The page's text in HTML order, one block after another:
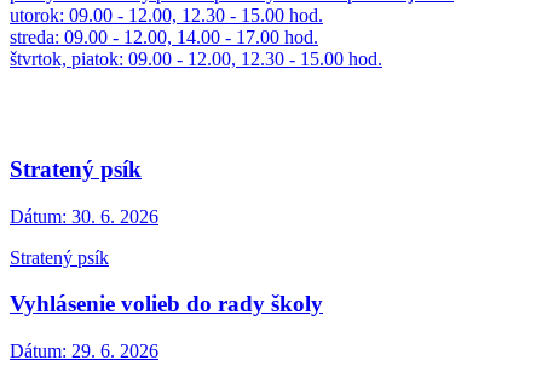
utorok: 09.00 - 12.00, 12.30 - 15.00 hod.
streda: 09.00 - 12.00, 14.00 - 17.00 hod.
štvrtok, piatok: 09.00 - 12.00, 12.30 - 15.00 hod.
Stratený psík
Dátum: 30. 6. 2026
Stratený psík
Vyhlásenie volieb do rady školy
Dátum: 29. 6. 2026